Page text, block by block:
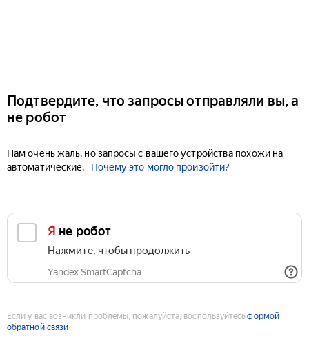
Подтвердите, что запросы отправляли вы, а
не робот
Нам очень жаль, но запросы с вашего устройства похожи на
автоматические.
Почему это могло произойти?
Я не робот
Нажмите, чтобы продолжить
Yandex SmartCaptcha
Если у вас возникли проблемы, пожалуйста, воспользуйтесьформой
обратной связи